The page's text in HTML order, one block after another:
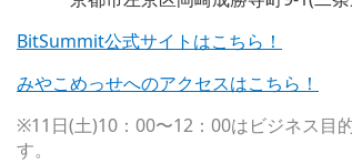
BitSummit公式サイトはこちら！
みやこめっせへのアクセスはこちら！
※11日(土)10：00〜12：00はビジネス目
す。